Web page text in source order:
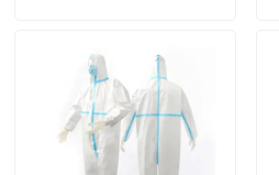
Путешествие фабрики
Свяжитесь мы